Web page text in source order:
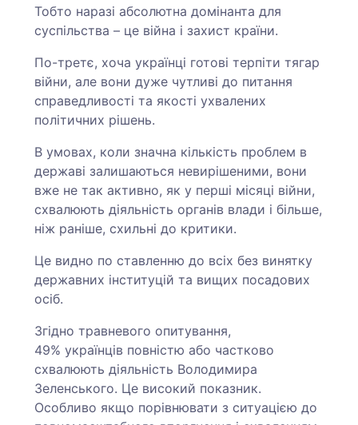
Тобто наразі абсолютна домінанта для
суспільства – це війна і захист країни.
По-третє, хоча українці готові терпіти тягар
війни, але вони дуже чутливі до питання
справедливості та якості ухвалених
політичних рішень.
В умовах, коли значна кількість проблем в
державі залишаються невирішеними, вони
вже не так активно, як у перші місяці війни,
схвалюють діяльність органів влади і більше,
ніж раніше, схильні до критики.
Це видно по ставленню до всіх без винятку
державних інституцій та вищих посадових
осіб.
Згідно травневого опитування,
49% українців повністю або частково
схвалюють діяльність Володимира
Зеленського. Це високий показник.
Особливо якщо порівнювати з ситуацією до